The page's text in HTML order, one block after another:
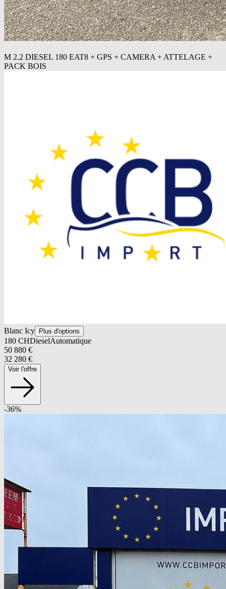
M 2.2 DIESEL 180 EAT8 + GPS + CAMERA + ATTELAGE +
PACK BOIS
Blanc Icy Plus d'options
180 CHDieselAutomatique
50 880 €
32 280 €
Voir l'offre
-36%